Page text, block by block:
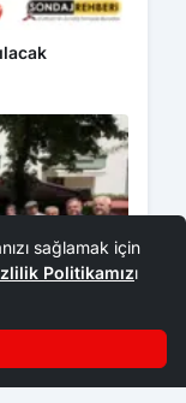
çiftçimizi
sağlamak için
Politikamızı